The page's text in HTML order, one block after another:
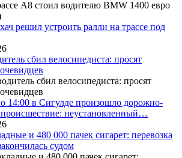
решил устроить ралли на трассе под
сбил велосипедиста: просят
14:00 в Сигулде произошло дорожно-
происшествие: неустановленный…
и 480 000 пачек сигарет: перевозка
судом